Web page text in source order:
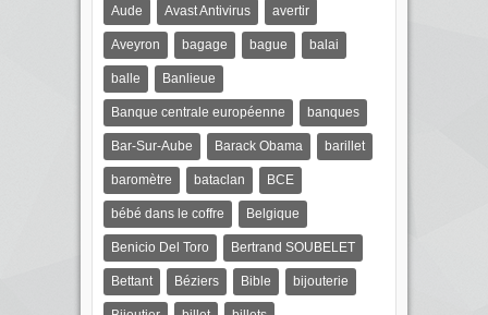
Aude Avast Antivirus avertir
Aveyron bagage bague balai
balle Banlieue
Banque centrale européenne banques
Bar-Sur-Aube Barack Obama barillet
baromètre bataclan BCE
bébé dans le coffre Belgique
Benicio Del Toro Bertrand SOUBELET
Bettant Béziers Bible bijouterie